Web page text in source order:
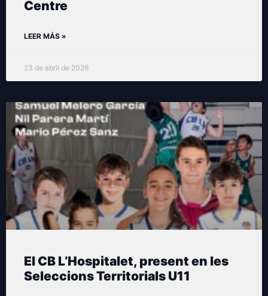
Centre
LEER MÁS »
23 de abril de 2026
El CB L’Hospitalet, present en les
Seleccions Territorials U11